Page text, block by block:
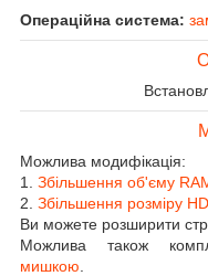
Операційна система:
Можлива модифікація:
1. Збільшення об'єму
2. Збільшення розміру
Ви можете розширити
Можлива також
мишкою